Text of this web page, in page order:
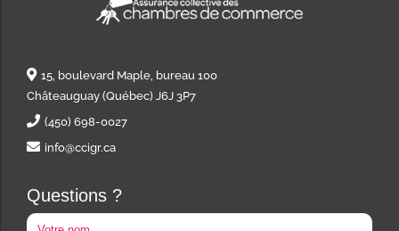
15, boulevard Maple, bureau 100
Châteauguay (Québec) J6J 3P7
(450) 698-0027
info@ccigr.ca
Questions ?